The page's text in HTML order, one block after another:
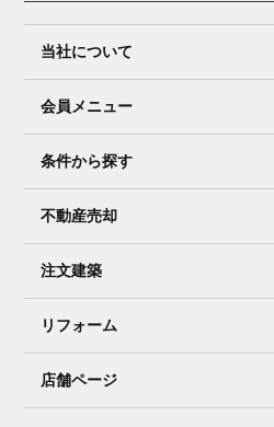
当社について
会員メニュー
条件から探す
不動産売却
注文建築
リフォーム
店舗ページ